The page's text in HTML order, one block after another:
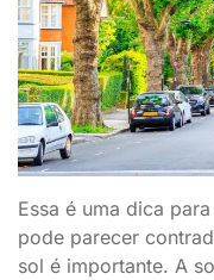
Essa é uma dica
pode parecer
sol é importante. A